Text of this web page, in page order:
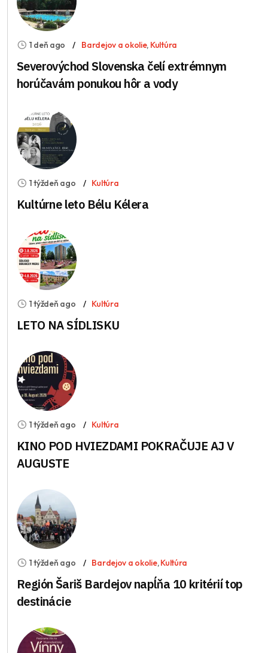
1 deň ago Bardejov a okolie, Kultúra
Severovýchod Slovenska čelí extrémnym
horúčavám ponukou hôr a vody
1 týždeň ago Kultúra
Kultúrne leto Bélu Kélera
1 týždeň ago Kultúra
LETO NA SÍDLISKU
1 týždeň ago Kultúra
KINO POD HVIEZDAMI POKRAČUJE AJ V
AUGUSTE
1 týždeň ago Bardejov a okolie,Kultúra
Región Šariš Bardejov napĺňa 10 kritérií top
destinácie